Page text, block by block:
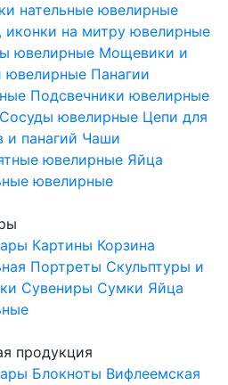
нательные ювелирные
иконки на митру ювелирные
ювелирные Мощевики и
ювелирные Панагии
Подсвечники ювелирные
Сосуды ювелирные Цепи для
и панагий Чаши
ювелирные Яйца
ювелирные
Картины Корзина
Портреты Скульптуры и
Сувениры Сумки Яйца
продукция
Блокноты Вифлеемская